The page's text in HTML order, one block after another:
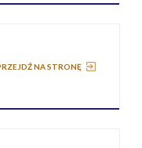
NA STRONĘ